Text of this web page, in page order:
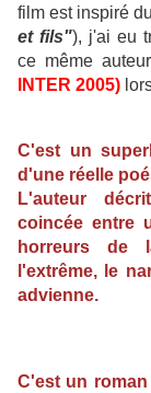
film est inspiré
et fils"), j'ai eu
ce même
INTER 2005)
C'est un
d'une réelle
L'auteur
coincée entre
horreurs de
l'extrême, le
advienne.
C'est un